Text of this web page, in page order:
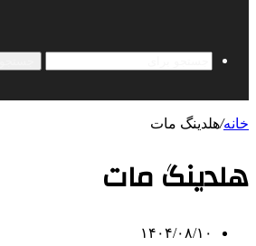
خانه/هلدینگ مات
هلدینگ مات
۱۴۰۴/۰۸/۱۰